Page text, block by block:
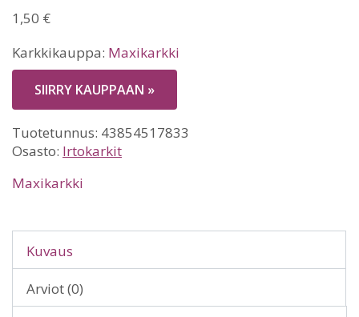
1,50 €
Karkkikauppa: Maxikarkki
SIIRRY KAUPPAAN »
Tuotetunnus: 43854517833
Osasto: Irtokarkit
Maxikarkki
Kuvaus
Arviot (0)